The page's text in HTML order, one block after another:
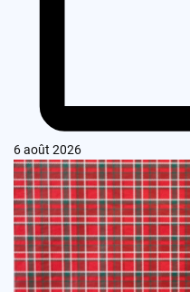
6 août 2026